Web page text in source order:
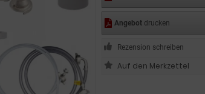
Angebotdrucken
Rezension schreiben